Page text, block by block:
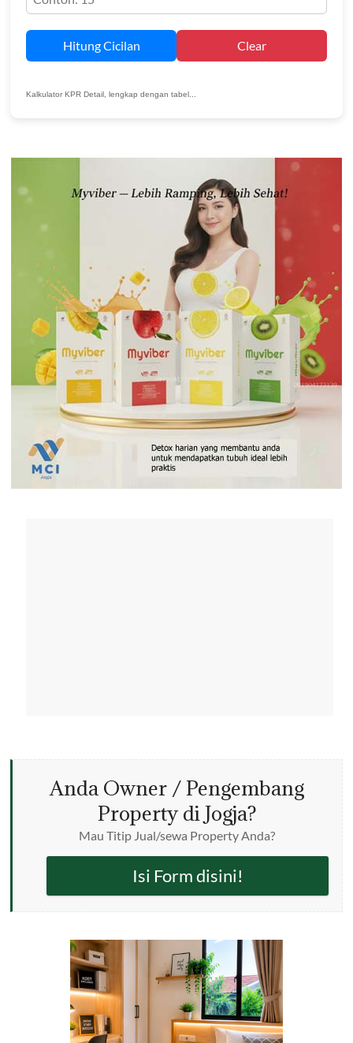
Hitung Cicilan Clear
Kalkulator KPR Detail, lengkap dengan tabel...
Anda Owner / Pengembang
Property di Jogja?
Mau Titip Jual/sewa Property Anda?
Isi Form disini!